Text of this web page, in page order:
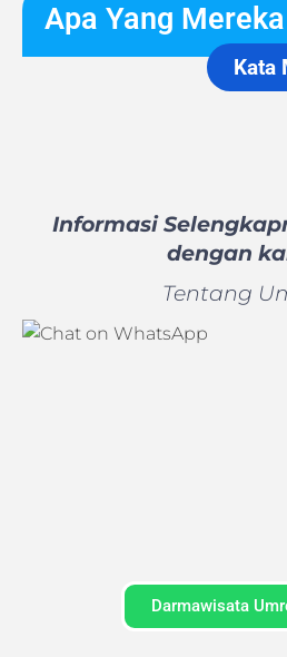
Apa Yang
Kata
Informasi
dengan
Tentang
Darmawisata